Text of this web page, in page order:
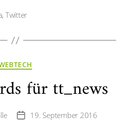
, Twitter
Kategorien
für tt_news
Veröffentlichungsdatum
19. September 2016